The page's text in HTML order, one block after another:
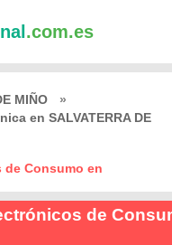
.com.es
MIÑO
»
en SALVATERRA DE
Consumo en
de